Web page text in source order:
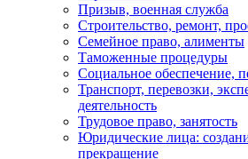
Призыв, военная служба
Строительство, ремонт,
Семейное право, алименты
Таможенные процедуры
Социальное обеспечение,
Транспорт, перевозки,
деятельность
Трудовое право, занятость
Юридические лица:
прекращение